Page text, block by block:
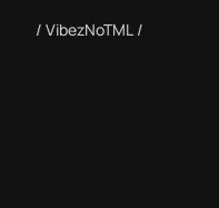
VibezNoTML